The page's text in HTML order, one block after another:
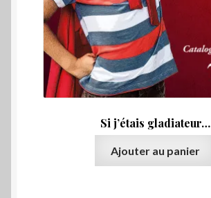
Si j’étais gladiateur…
Ajouter au panier